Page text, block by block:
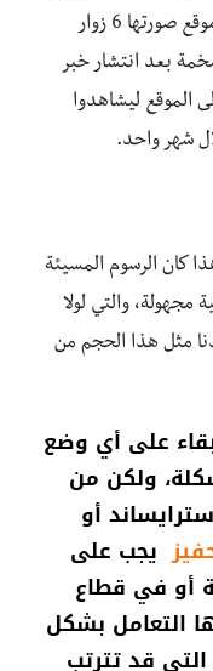
ملحوظية، حيث كان عدد الداخلين إلى موقع صورتها 6 زوار
بعد انتشار خبر
الموقع ليشاهدوا
كان الرسوم المسيئة
مجهولة، والتي لولا
مثل هذا الحجم من
على أي وضع
ولكن من
أو
يجب على
أو في قطاع
التعامل بشكل
قد تترتب